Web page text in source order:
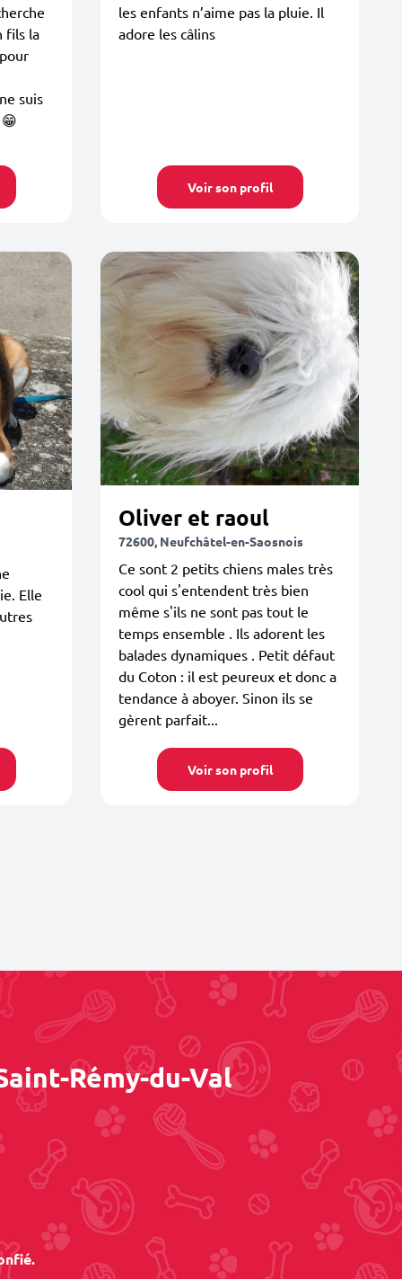
fils la
suis
les enfants n’aime pas la pluie. Il
adore les câlins
Voir son profil
Elle
Oliver et raoul
72600, Neufchâtel-en-Saosnois
Ce sont 2 petits chiens males très
cool qui s'entendent très bien
même s'ils ne sont pas tout le
temps ensemble . Ils adorent les
balades dynamiques . Petit défaut
du Coton : il est peureux et donc a
tendance à aboyer. Sinon ils se
gèrent parfait...
Voir son profil
Rémy-du-Val